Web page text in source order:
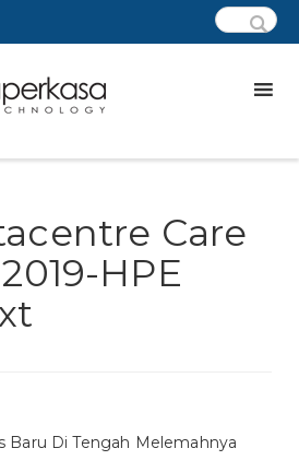
Care
HPE
Baru Di Tengah Melemahnya